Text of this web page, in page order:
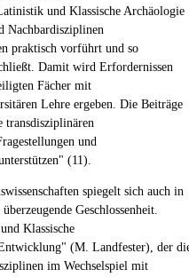
und Klassische Archäologie
Nachbardisziplinen
praktisch vorführt und so
Damit wird Erfordernissen
Fächer mit
Lehre ergeben. Die Beiträge
transdisziplinären
und
(11).
spiegelt sich auch in
Geschlossenheit.
Klassische
(M. Landfester), der
im Wechselspiel mit